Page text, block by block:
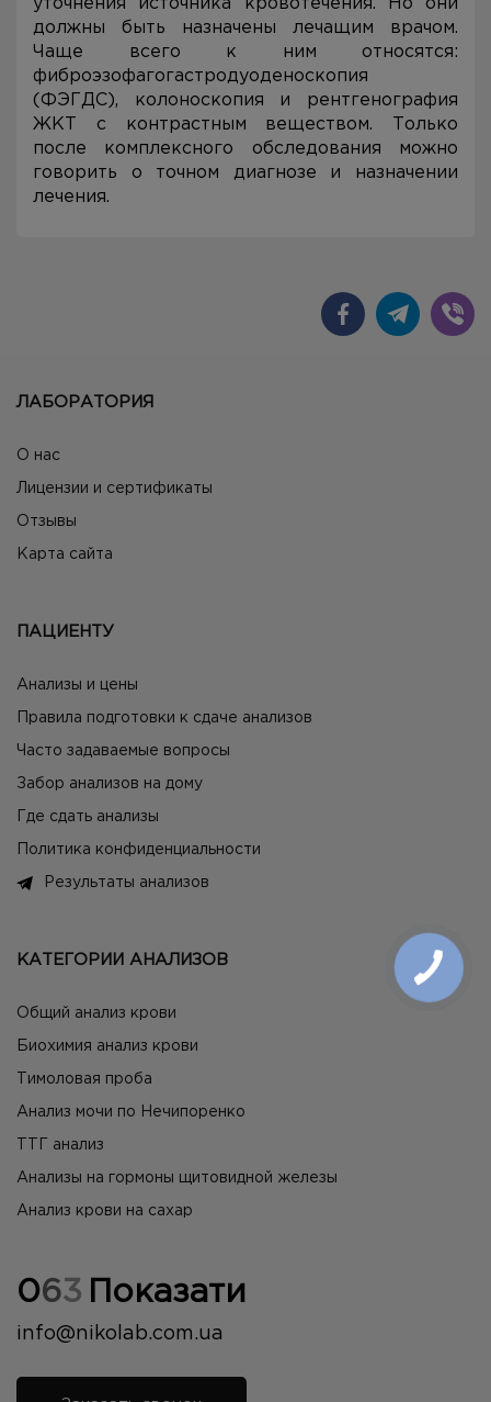
уточнения источника кровотечения. Но они
должны быть назначены лечащим врачом.
Чаще всего к ним относятся:
фиброэзофагогастродуоденоскопия
(ФЭГДС), колоноскопия и рентгенография
ЖКТ с контрастным веществом. Только
после комплексного обследования можно
говорить о точном диагнозе и назначении
лечения.
ЛАБОРАТОРИЯ
О нас
Лицензии и сертификаты
Отзывы
Карта сайта
ПАЦИЕНТУ
Анализы и цены
Правила подготовки к сдаче анализов
Часто задаваемые вопросы
Забор анализов на дому
Где сдать анализы
Политика конфиденциальности
Результаты анализов
КАТЕГОРИИ АНАЛИЗОВ
Общий анализ крови
Биохимия анализ крови
Тимоловая проба
Анализ мочи по Нечипоренко
ТТГ анализ
Анализы на гормоны щитовидной железы
Анализ крови на сахар
063 Показати
info@nikolab.com.ua